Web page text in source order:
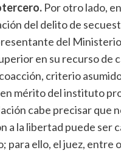
Por otro lado,
del delito de
del
en su recurso de
criterio
mérito del instituto
cabe precisar que
a la libertad puede ser
para ello, el juez, entre